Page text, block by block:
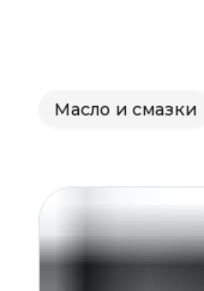
Масло и смазки